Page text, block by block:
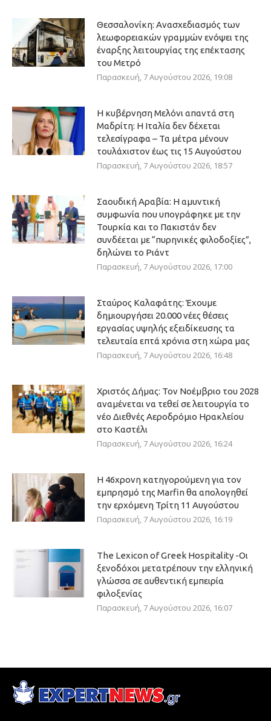
Θεσσαλονίκη: Ανασχεδιασμός των
λεωφορειακών γραμμών ενόψει της
έναρξης λειτουργίας της επέκτασης
του Μετρό
Παρασκευή, 7 Αυγούστου 2026, 19:08
Η κυβέρνηση Μελόνι απαντά στη
Μαδρίτη: Η Ιταλία δεν δέχεται
τελεσίγραφα – Τα μέτρα μένουν
τουλάχιστον έως τις 15 Αυγούστου
Παρασκευή, 7 Αυγούστου 2026, 18:57
Σαουδική Αραβία: Η αμυντική
συμφωνία που υπογράφηκε με την
Τουρκία και το Πακιστάν δεν
συνδέεται με “πυρηνικές φιλοδοξίες”,
δηλώνει το Ριάντ
Παρασκευή, 7 Αυγούστου 2026, 17:00
Σταύρος Καλαφάτης: Έχουμε
δημιουργήσει 20.000 νέες θέσεις
εργασίας υψηλής εξειδίκευσης τα
τελευταία επτά χρόνια στη χώρα μας
Παρασκευή, 7 Αυγούστου 2026, 16:48
Χριστός Δήμας: Τον Νοέμβριο του 2028
αναμένεται να τεθεί σε λειτουργία το
νέο Διεθνές Αεροδρόμιο Ηρακλείου
στο Καστέλι
Παρασκευή, 7 Αυγούστου 2026, 16:24
Η 46χρονη κατηγορούμενη για τον
εμπρησμό της Marfin θα απολογηθεί
την ερχόμενη Τρίτη 11 Αυγούστου
Παρασκευή, 7 Αυγούστου 2026, 16:19
The Lexicon of Greek Hospitality -Οι
ξενοδόχοι μετατρέπουν την ελληνική
γλώσσα σε αυθεντική εμπειρία
φιλοξενίας
Παρασκευή, 7 Αυγούστου 2026, 16:07